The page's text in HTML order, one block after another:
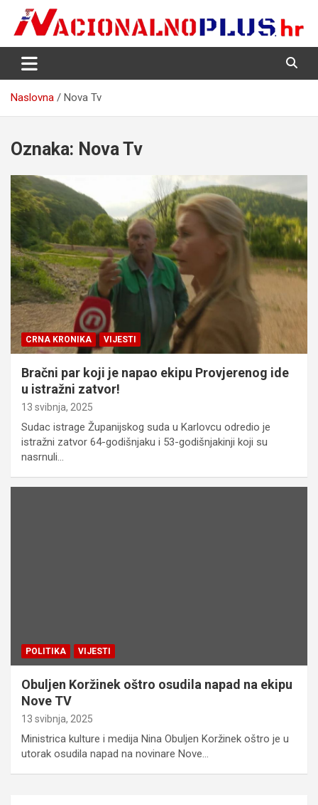
content
NacionalnoPlus.hr
Nacija želi znati više
Naslovna Nova Tv
Oznaka: Nova Tv
CRNA KRONIKA VIJESTI
Bračni par koji je napao ekipu Provjerenog ide
u istražni zatvor!
13 svibnja, 2025
Sudac istrage Županijskog suda u Karlovcu odredio je
istražni zatvor 64-godišnjaku i 53-godišnjakinji koji su
nasrnuli…
POLITIKA VIJESTI
Obuljen Koržinek oštro osudila napad na ekipu
Nove TV
13 svibnja, 2025
Ministrica kulture i medija Nina Obuljen Koržinek oštro je u
utorak osudila napad na novinare Nove…